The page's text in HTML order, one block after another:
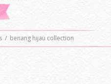
/ benang hijau collection